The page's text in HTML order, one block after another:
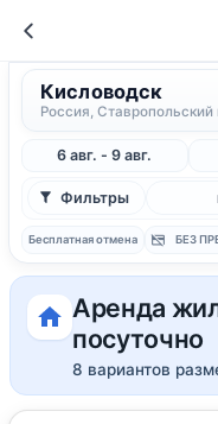
Кисловодск
Россия, Ставропольский
6 авг. - 9 авг.
Фильтры
Бесплатная отмена БЕЗ
Аренда
посуточно
8 вариантов